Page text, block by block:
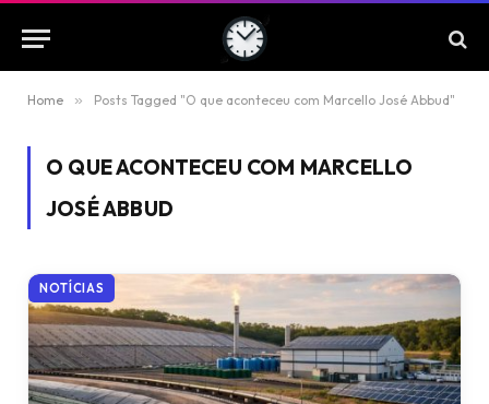
Home » Posts Tagged "O que aconteceu com Marcello José Abbud"
O QUE ACONTECEU COM MARCELLO
JOSÉ ABBUD
NOTÍCIAS